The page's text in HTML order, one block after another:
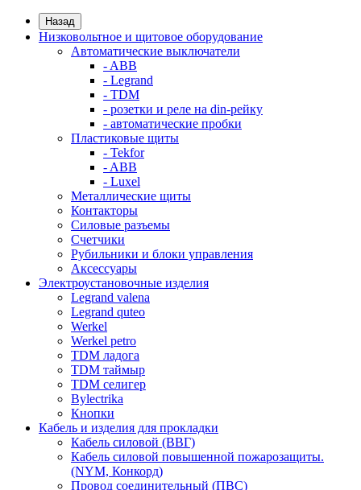
Назад
Низковольтное и щитовое оборудование
Автоматические выключатели
- ABB
- Legrand
- TDM
- розетки и реле на din-рейку
- автоматические пробки
Пластиковые щиты
- Tekfor
- ABB
- Luxel
Металлические щиты
Контакторы
Силовые разъемы
Счетчики
Рубильники и блоки управления
Аксессуары
Электроустановочные изделия
Legrand valena
Legrand quteo
Werkel
Werkel petro
TDM ладога
TDM таймыр
TDM селигер
Bylectrika
Кнопки
Кабель и изделия для прокладки
Кабель силовой (ВВГ)
Кабель силовой повышенной пожарозащиты.
(NYM, Конкорд)
Провод соединительный (ПВС)